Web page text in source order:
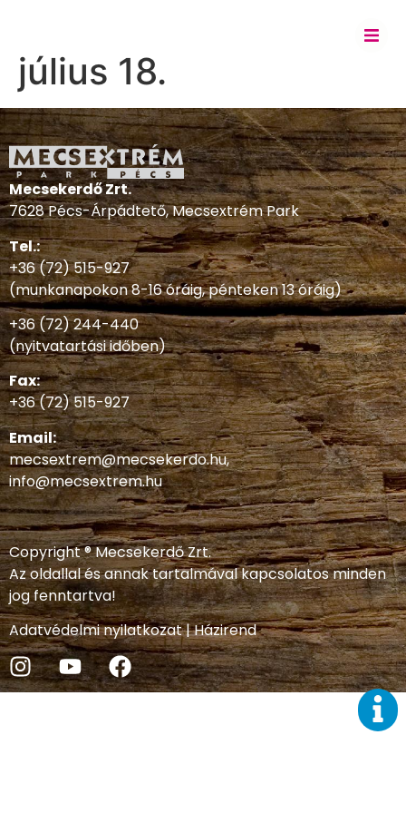
július 18.
Mecsekerdő Zrt.
7628 Pécs-Árpádtető, Mecsextrém Park
Tel.:
+36 (72) 515-927
(munkanapokon 8-16 óráig, pénteken 13 óráig)
+36 (72) 244-440
(nyitvatartási időben)
Fax:
+36 (72) 515-927
Email:
mecsextrem@mecsekerdo.hu,
info@mecsextrem.hu
Copyright ® Mecsekerdő Zrt.
Az oldallal és annak tartalmával kapcsolatos minden
jog fenntartva!
Adatvédelmi nyilatkozat|Házirend